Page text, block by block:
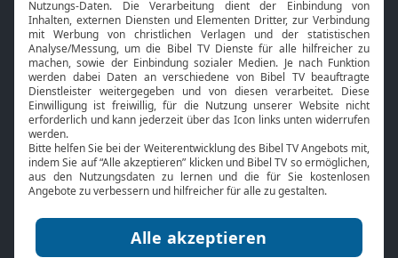
HbbTV
Bibelthek Online-Bibel
Nächster Gottesdienst
Bibel TV
Über uns
Jobs
Mediadaten
Service
Kontakt
TV-Empfang